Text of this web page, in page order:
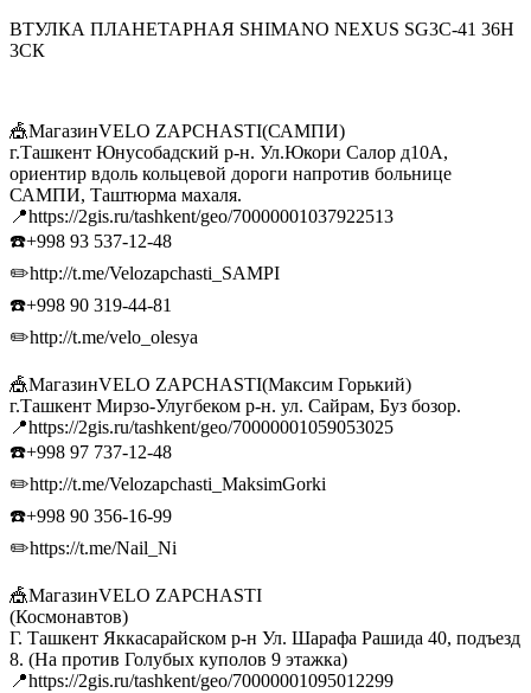
ВТУЛКА ПЛАНЕТАРНАЯ SHIMANO NEXUS SG3C-41 36H
3CК
🎪МагазинVELO ZAPCHASTI(САМПИ)
г.Ташкент Юнусобадский р-н. Ул.Юкори Салор д10А,
ориентир вдоль кольцевой дороги напротив больнице
САМПИ, Таштюрма махаля.
📍https://2gis.ru/tashkent/geo/70000001037922513
☎️+998 93 537-12-48
✏️http://t.me/Velozapchasti_SAMPI
☎️+998 90 319-44-81
✏️http://t.me/velo_olesya
🎪МагазинVELO ZAPCHASTI(Максим Горький)
г.Ташкент Мирзо-Улугбеком р-н. ул. Сайрам, Буз бозор.
📍https://2gis.ru/tashkent/geo/70000001059053025
☎️+998 97 737-12-48
✏️http://t.me/Velozapchasti_MaksimGorki
☎️+998 90 356-16-99
✏️https://t.me/Nail_Ni
🎪МагазинVELO ZAPCHASTI
(Космонавтов)
Г. Ташкент Яккасарайском р-н Ул. Шарафа Рашида 40, подъезд
8. (На против Голубых куполов 9 этажка)
📍https://2gis.ru/tashkent/geo/70000001095012299